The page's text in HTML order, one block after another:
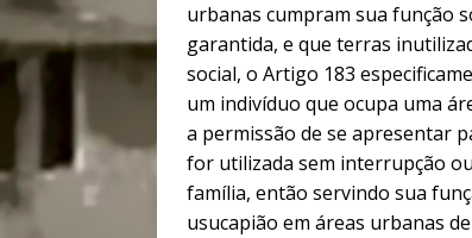
urbanas cumpram sua função
garantida, e que terras
social, o Artigo 183
um indivíduo que ocupa uma
a permissão de se apresentar
for utilizada sem interrupção
família, então servindo sua
usucapião em áreas urbanas